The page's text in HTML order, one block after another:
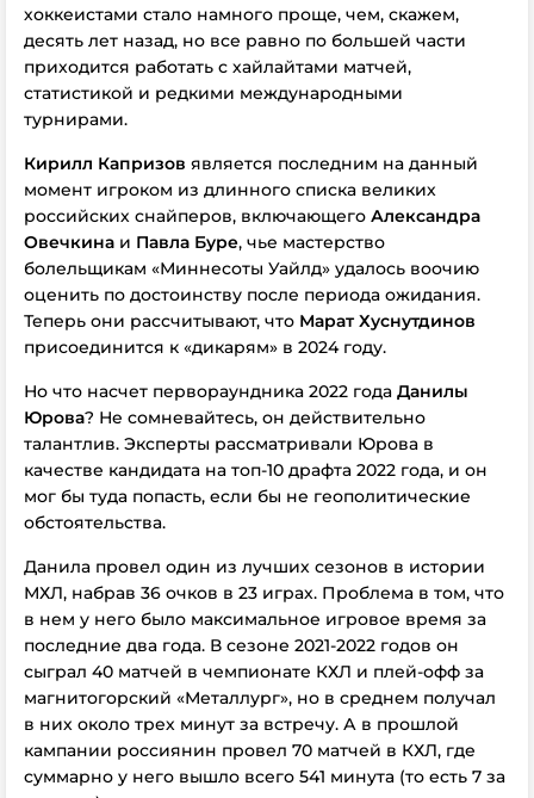
хоккеистами стало намного проще, чем, скажем,
десять лет назад, но все равно по большей части
приходится работать с хайлайтами матчей,
статистикой и редкими международными
турнирами.
Кирилл Капризов является последним на данный
момент игроком из длинного списка великих
российских снайперов, включающего Александра
Овечкина и Павла Буре, чье мастерство
болельщикам «Миннесоты Уайлд» удалось воочию
оценить по достоинству после периода ожидания.
Теперь они рассчитывают, что Марат Хуснутдинов
присоединится к «дикарям» в 2024 году.
Но что насчет первораундника 2022 года Данилы
Юрова? Не сомневайтесь, он действительно
талантлив. Эксперты рассматривали Юрова в
качестве кандидата на топ-10 драфта 2022 года, и он
мог бы туда попасть, если бы не геополитические
обстоятельства.
Данила провел один из лучших сезонов в истории
МХЛ, набрав 36 очков в 23 играх. Проблема в том, что
в нем у него было максимальное игровое время за
последние два года. В сезоне 2021-2022 годов он
сыграл 40 матчей в чемпионате КХЛ и плей-офф за
магнитогорский «Металлург», но в среднем получал
в них около трех минут за встречу. А в прошлой
кампании россиянин провел 70 матчей в КХЛ, где
суммарно у него вышло всего 541 минута (то есть 7 за